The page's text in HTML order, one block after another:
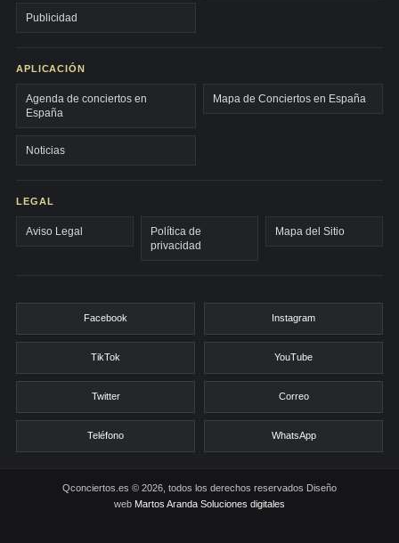
Publicidad
APLICACIÓN
Agenda de conciertos en
España
Mapa de Conciertos en España
Noticias
LEGAL
Aviso Legal
Política de
privacidad
Mapa del Sitio
Facebook Instagram
TikTok YouTube
Twitter Correo
Teléfono WhatsApp
Qconciertos.es © 2026, todos los derechos reservados Diseño
web Martos Aranda Soluciones digitales